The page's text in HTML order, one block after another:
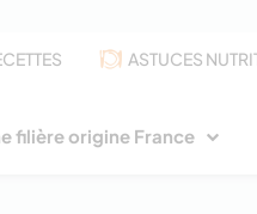
ASTUCES
filière origine France